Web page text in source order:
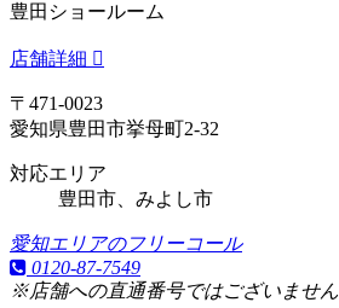
豊田ショールーム
店舗詳細
〒471-0023
愛知県豊田市挙母町2-32
対応エリア
豊田市、みよし市
愛知エリアのフリーコール
0120-87-7549
※店舗への直通番号ではございません